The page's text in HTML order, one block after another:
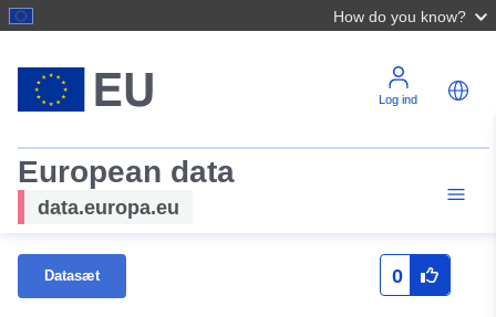
How do you know?
Log ind
European data
data.europa.eu
Datasæt 0